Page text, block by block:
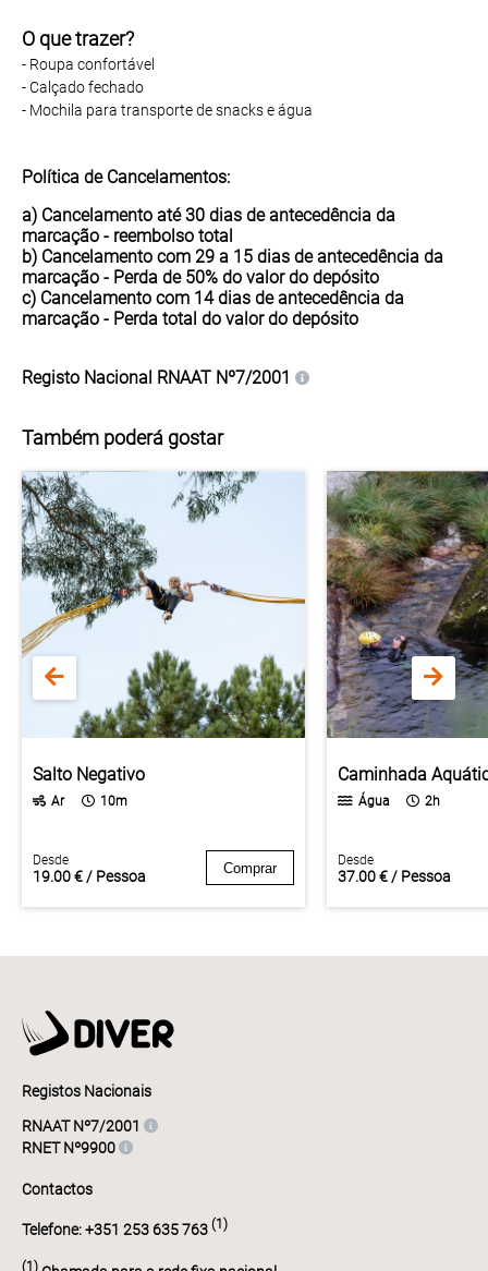
O que trazer?
- Roupa confortável
- Calçado fechado
- Mochila para transporte de snacks e água
Política de Cancelamentos:
a) Cancelamento até 30 dias de antecedência da
marcação - reembolso total
b) Cancelamento com 29 a 15 dias de antecedência da
marcação - Perda de 50% do valor do depósito
c) Cancelamento com 14 dias de antecedência da
marcação - Perda total do valor do depósito
Registo Nacional RNAAT Nº7/2001
Também poderá gostar
Salto Negativo
Ar 10m
Desde
19.00 € / Pessoa Comprar
Caminhada
Água 2h
Desde
37.00 € / Pessoa
Registos Nacionais
RNAAT Nº7/2001
RNET Nº9900
Contactos
Telefone: +351 253 635 763 (1)
(1)